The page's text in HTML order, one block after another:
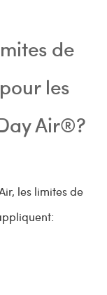
de
les
Air®?
les limites de